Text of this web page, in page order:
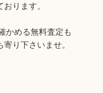
ります。
かめる無料査定も
り下さいませ。